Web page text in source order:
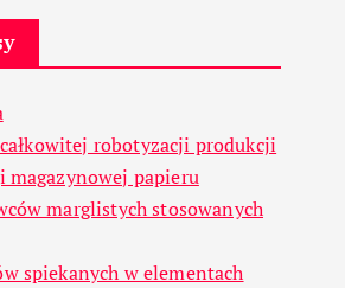
robotyzacji produkcji
magazynowej papieru
marglistych stosowanych
spiekanych w elementach